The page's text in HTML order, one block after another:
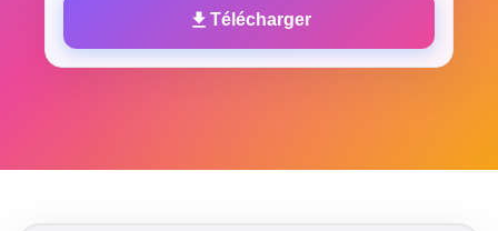
Télécharger